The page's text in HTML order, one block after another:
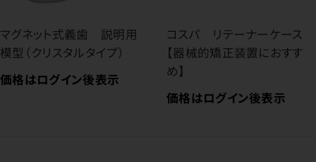
マグネット式義歯 説明用
模型（クリスタルタイプ）
価格はログイン後表示
コスパ リテーナーケース
【器械的矯正装置におすす
め】
価格はログイン後表示